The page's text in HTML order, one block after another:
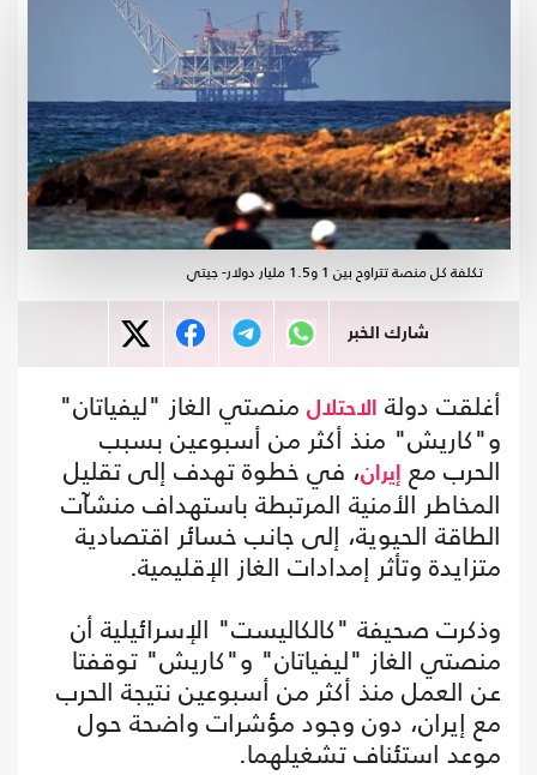
تكلفة كل منصة تتراوح بين 1 و1.5 مليار دولار- جيتي
شارك الخبر
أغلقت دولة الاحتلال منصتي الغاز "ليفياتان"
و"كاريش" منذ أكثر من أسبوعين بسبب
الحرب مع إيران، في خطوة تهدف إلى تقليل
المخاطر الأمنية المرتبطة باستهداف منشآت
الطاقة الحيوية، إلى جانب خسائر اقتصادية
متزايدة وتأثر إمدادات الغاز الإقليمية.
وذكرت صحيفة "كالكاليست" الإسرائيلية أن
منصتي الغاز "ليفياتان" و"كاريش" توقفتا
عن العمل منذ أكثر من أسبوعين نتيجة الحرب
مع إيران، دون وجود مؤشرات واضحة حول
موعد استئناف تشغيلهما.